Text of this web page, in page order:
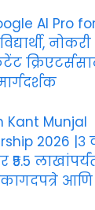
AI Pro
Kant Munjal
2026 |३
कागदपत्रे आणि